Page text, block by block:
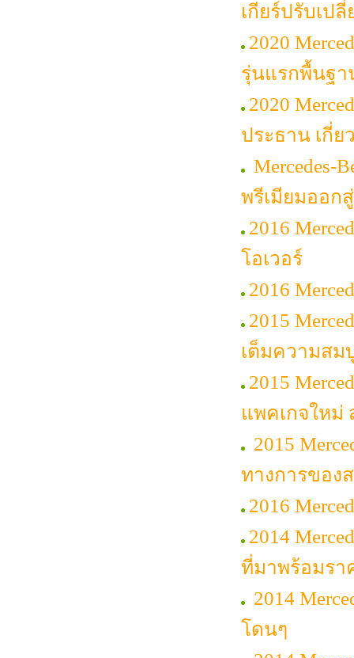
เกียร์ปรับเป
2020
รุ่นแรกพื้นฐา
2020
ประธาน เกี่ย
Mercedes-
พรีเมียมออก
2016
โอเวอร์
2016
2015
เต็มความส
2015
แพคเกจใหม่
2015
ทางการของ
2016
2014
ที่มาพร้อมรา
2014
โดนๆ